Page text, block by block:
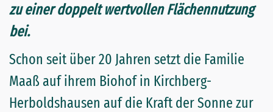
zu einer doppelt wertvollen Flächennutzung
bei.
Schon seit über 20 Jahren setzt die Familie
Maaß auf ihrem Biohof in Kirchberg-
Herboldshausen auf die Kraft der Sonne zur